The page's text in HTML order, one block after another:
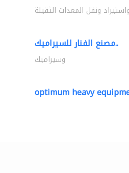
واستيراد ونقل المعدات الثقيلة
مصنع الفنار للسيراميك..
وسيراميك
optimum heavy